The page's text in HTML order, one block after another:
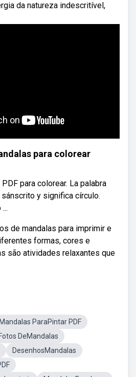
da natureza indescritível,
para colorear
para colorear. La palabra
y significa círculo.
de mandalas para imprimir e
formas, cores e
são atividades relaxantes que
Mandalas ParaPintar PDF
Fotos DeMandalas
DesenhosMandalas